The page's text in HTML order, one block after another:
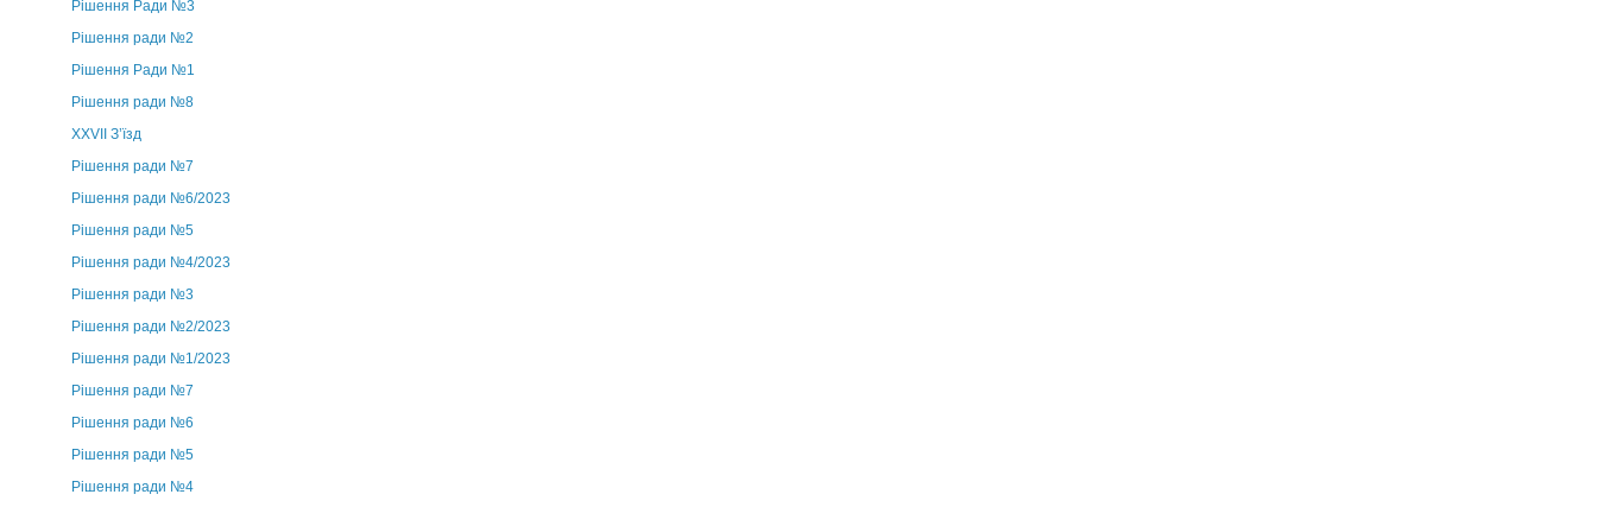
Рішення Ради №3
Рішення ради №2
Рішення Ради №1
Рішення ради №8
ХХVII З’їзд
Рішення ради №7
Рішення ради №6/2023
Рішення ради №5
Рішення ради №4/2023
Рішення ради №3
Рішення ради №2/2023
Рішення ради №1/2023
Рішення ради №7
Рішення ради №6
Рішення ради №5
Рішення ради №4